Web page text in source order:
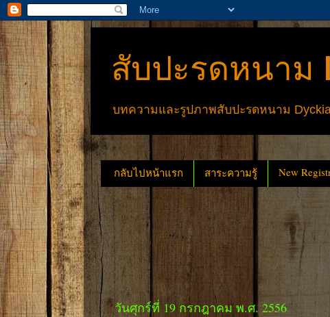
สับปะรดหนาม
บทความและรูปภาพสับปะรดหนาม
กลับไปหน้าแรก สาระความรู้ New
วันศุกร์ที่ 19 กรกฎาคม พ.ศ. 2556